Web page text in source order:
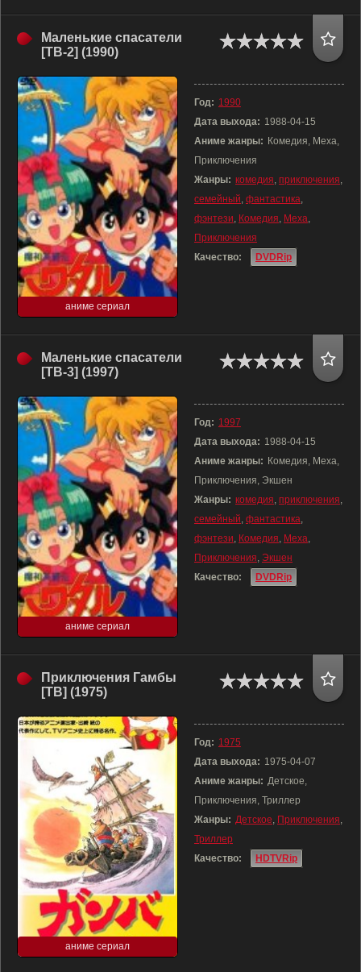
Маленькие спасатели
[ТВ-2] (1990)
аниме сериал
Год: 1990
Дата выхода: 1988-04-15
Аниме жанры: Комедия, Меха,
Приключения
Жанры: комедия, приключения,
семейный, фантастика,
фэнтези, Комедия, Меха,
Приключения
Качество:
DVDRip
Маленькие спасатели
[ТВ-3] (1997)
аниме сериал
Год: 1997
Дата выхода: 1988-04-15
Аниме жанры: Комедия, Меха,
Приключения, Экшен
Жанры: комедия, приключения,
семейный, фантастика,
фэнтези, Комедия, Меха,
Приключения, Экшен
Качество:
DVDRip
Приключения Гамбы
[ТВ] (1975)
аниме сериал
Год: 1975
Дата выхода: 1975-04-07
Аниме жанры: Детское,
Приключения, Триллер
Жанры: Детское, Приключения,
Триллер
Качество:
HDTVRip